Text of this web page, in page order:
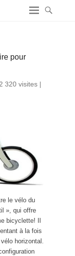
pour
320 visites |
le vélo du
», qui offre
bicyclette! Il
à la fois
horizontal.